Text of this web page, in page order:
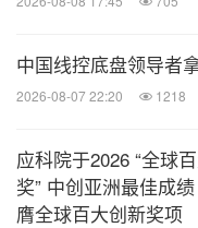
中国线控底盘领导者
2026-08-07 22:20 1218
应科院于2026 “全球
奖” 中创亚洲最佳成
膺全球百大创新奖项